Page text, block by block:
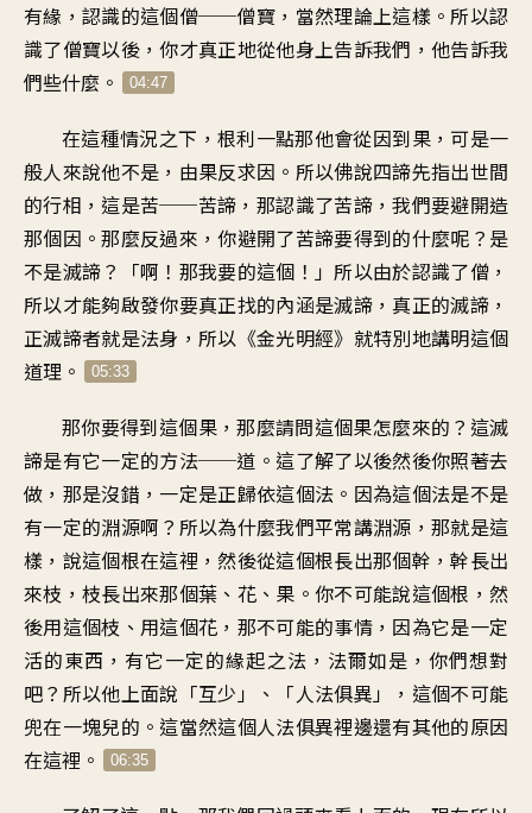
有緣，認識的這個僧──僧寶，當然理論上這樣。所以認
識了僧寶以後，你才真正地從他身上告訴我們，他告訴我
們些什麼。
04:47
在這種情況之下，根利一點那他會從因到果，可是一
般人來說他不是，由果反求因。所以佛說四諦先指出世間
的行相，這是苦──苦諦，那認識了苦諦，我們要避開造
那個因。那麼反過來，你避開了苦諦要得到的什麼呢？是
不是滅諦？「啊！那我要的這個！」所以由於認識了僧，
所以才能夠啟發你要真正找的內涵是滅諦，真正的滅諦，
正滅諦者就是法身，所以《金光明經》就特別地講明這個
道理。
05:33
那你要得到這個果，那麼請問這個果怎麼來的？這滅
諦是有它一定的方法──道。這了解了以後然後你照著去
做，那是沒錯，一定是正歸依這個法。因為這個法是不是
有一定的淵源啊？所以為什麼我們平常講淵源，那就是這
樣，說這個根在這裡，然後從這個根長出那個幹，幹長出
來枝，枝長出來那個葉、花、果。你不可能說這個根，然
後用這個枝、用這個花，那不可能的事情，因為它是一定
活的東西，有它一定的緣起之法，法爾如是，你們想對
吧？所以他上面說「互少」、「人法俱異」，這個不可能
兜在一塊兒的。這當然這個人法俱異裡邊還有其他的原因
在這裡。
06:35